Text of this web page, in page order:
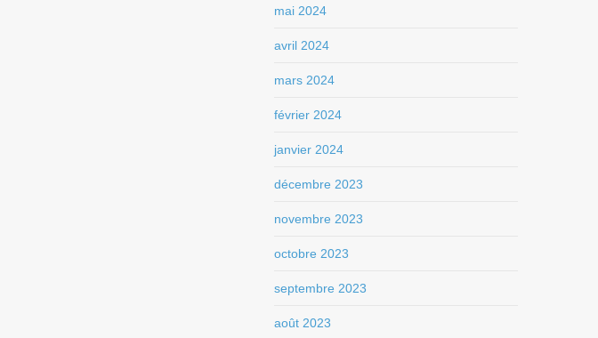
mai 2024
avril 2024
mars 2024
février 2024
janvier 2024
décembre 2023
novembre 2023
octobre 2023
septembre 2023
août 2023